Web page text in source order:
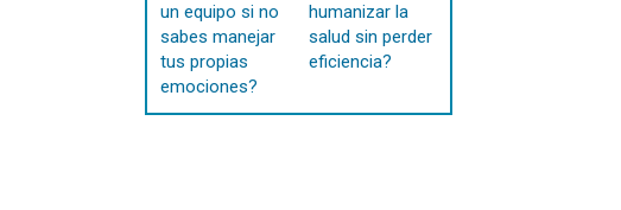
un equipo si no
sabes manejar
tus propias
emociones?
humanizar la
salud sin perder
eficiencia?